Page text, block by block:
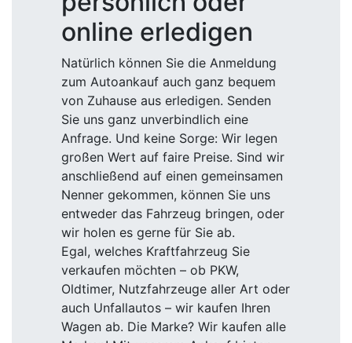
online erledigen
Natürlich können Sie die Anmeldung
zum Autoankauf auch ganz bequem
von Zuhause aus erledigen. Senden
Sie uns ganz unverbindlich eine
Anfrage. Und keine Sorge: Wir legen
großen Wert auf faire Preise. Sind wir
anschließend auf einen gemeinsamen
Nenner gekommen, können Sie uns
entweder das Fahrzeug bringen, oder
wir holen es gerne für Sie ab.
Egal, welches Kraftfahrzeug Sie
verkaufen möchten – ob PKW,
Oldtimer, Nutzfahrzeuge aller Art oder
auch Unfallautos – wir kaufen Ihren
Wagen ab. Die Marke? Wir kaufen alle